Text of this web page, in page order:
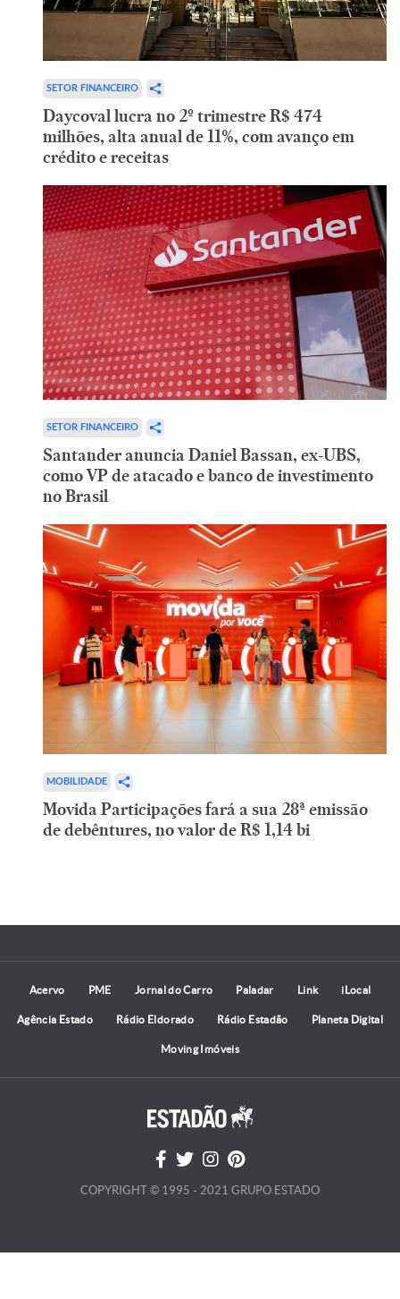
SETOR FINANCEIRO
Daycoval lucra no 2º trimestre R$ 474
milhões, alta anual de 11%, com avanço em
crédito e receitas
SETOR FINANCEIRO
Santander anuncia Daniel Bassan, ex-UBS,
como VP de atacado e banco de investimento
no Brasil
MOBILIDADE
Movida Participações fará a sua 28ª emissão
de debêntures, no valor de R$ 1,14 bi
Acervo PME Jornal do Carro Paladar Link iLocal
Agência Estado Rádio Eldorado Rádio Estadão Planeta Digital
Moving Imóveis
COPYRIGHT © 1995 - 2021 GRUPO ESTADO